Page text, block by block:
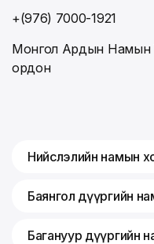
+(976) 7000-1921
Монгол Ардын Намын
ордон
Нийслэлийн намын
Баянгол дүүргийн
Багануур дүүргийн